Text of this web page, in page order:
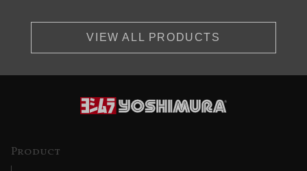
VIEW ALL PRODUCTS
Product